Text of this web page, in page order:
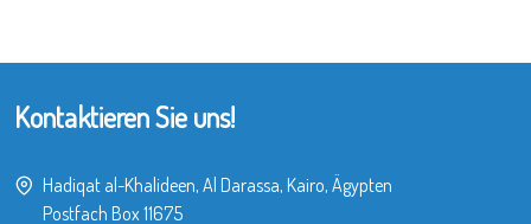
Kontaktieren Sie uns!
Hadiqat al-Khalideen, Al Darassa, Kairo, Ägypten
Postfach Box 11675